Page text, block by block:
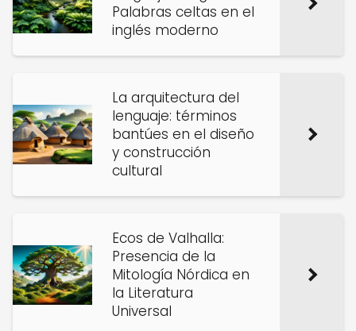
Palabras celtas en el
inglés moderno
La arquitectura del
lenguaje: términos
bantúes en el diseño
y construcción
cultural
Ecos de Valhalla:
Presencia de la
Mitología Nórdica en
la Literatura
Universal